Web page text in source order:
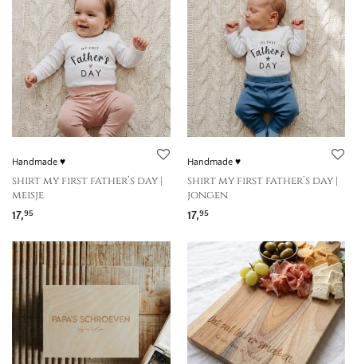
Handmade ♥
shirt my first father’s day |
meisje
17,95
Handmade ♥
shirt my first father’s day |
jongen
17,95